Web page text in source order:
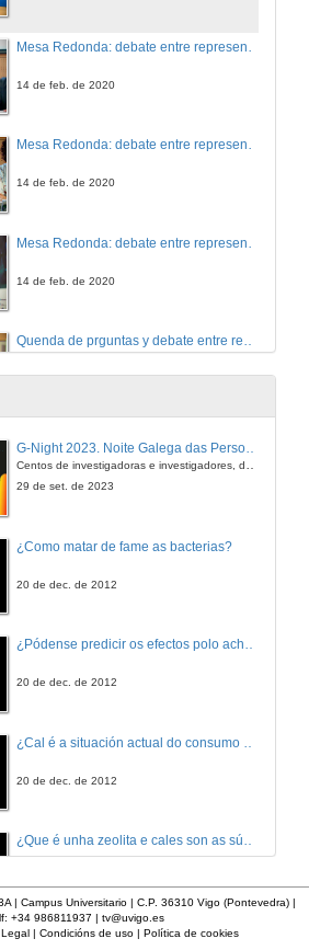
14 de feb. de 2020
Mesa Redonda: debate entre representantes das administracións, a industria e os centros de investigación. Representante da administración
14 de feb. de 2020
14 de feb. de 2020
Quenda de prguntas y debate entre representantes de las administraciones, la industria y los centros de investigación
14 de feb. de 2020
G-Night 2023. Noite Galega das Persoas Investigadoras. Conciencias creativas
29 de set. de 2023
¿Como matar de fame as bacterias?
20 de dec. de 2012
¿Pódense predicir os efectos polo achegamento á Terra dos asteroides?
20 de dec. de 2012
20 de dec. de 2012
¿Que é unha zeolita e cales son as súas aplicacións?
¿Que é un páncreas artificial?
| Campus Universitario | C.P. 36310 Vigo (Pontevedra) |
+34 986811937 | tv@uvigo.es
| Condicións de uso| Política de cookies